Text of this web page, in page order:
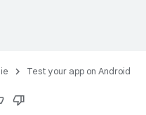
Test your app on Android